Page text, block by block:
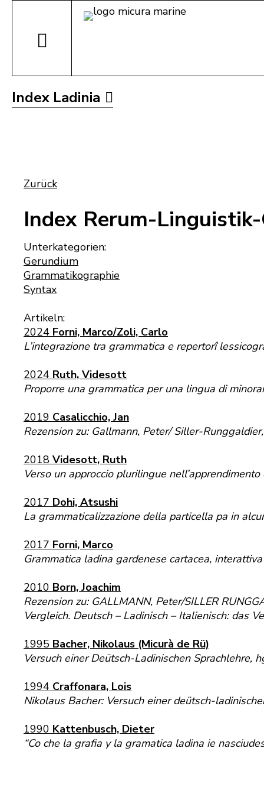
Index Ladinia
Zurück
Index Rerum-
Unterkategorien:
Gerundium
Grammatikographie
Syntax
Artikeln:
2024 Forni, Marco/Zoli, Carlo
L’integrazione tra grammatica e repertorî
2024 Ruth, Videsott
Proporre una grammatica per una lingua di
2019 Casalicchio, Jan
Rezension zu: Gallmann, Peter/ Siller-
2018 Videsott, Ruth
Verso un approccio plurilingue
2017 Dohi, Atsushi
La grammaticalizzazione della particella pa in
2017 Forni, Marco
Grammatica ladina gardenese cartacea,
2010 Born, Joachim
Rezension zu: GALLMANN, Peter/SILLER
Vergleich. Deutsch – Ladinisch – Italienisch: das
1995 Bacher, Nikolaus (Micurà de Rü)
Versuch einer Deütsch-Ladinischen Sprachlehre,
1994 Craffonara, Lois
Nikolaus Bacher: Versuch einer deütsch-
1990 Kattenbusch, Dieter
“Co che la grafia y la gramatica ladina ie